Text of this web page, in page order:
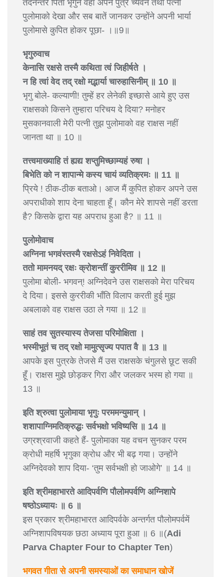
तदनन्तर पिता भृगुने वहाँ अपने पुत्र च्यवन तथा पत्नी
पुलोमाको देखा और सब बातें जानकर उन्होंने अपनी भार्या
पुलोमासे कुपित होकर पूछा- ।॥9॥
भृगुरुवाच
केनासि रक्षसे तस्मै कथिता त्वं जिहीर्षते ।
न हि त्वां वेद तद् रक्षो मद्भार्या चारुहासिनीम् ॥ 10 ॥
भृगु बोले- कल्याणी! तुम्हें हर लेनेकी इच्छासे आये हुए उस
राक्षसको किसने तुम्हारा परिचय दे दिया? मनोहर
मुसकानवाली मेरी पत्नी तुझ पुलोमाको वह राक्षस नहीं
जानता था ॥ 10 ॥
तत्त्वमाख्याहि तं ह्यद्य शप्तुमिच्छाम्यहं रुषा ।
बिभेति को न शापान्मे कस्य चायं व्यतिक्रमः ॥ 11 ॥
प्रिये ! ठीक-ठीक बताओ। आज मैं कुपित होकर अपने उस
अपराधीको शाप देना चाहता हूँ। कौन मेरे शापसे नहीं डरता
है? किसके द्वारा यह अपराध हुआ है? ॥ 11 ॥
पुलोमोवाच
अग्निना भगवंस्तस्मै रक्षसेऽहं निवेदिता ।
ततो मामनयद् रक्षः क्रोशन्तीं कुररीमिव ॥ 12 ॥
पुलोमा बोली- भगवन्! अग्निदेवने उस राक्षसको मेरा परिचय
दे दिया। इससे कुररीकी भाँति विलाप करती हुई मुझ
अबलाको वह राक्षस उठा ले गया ॥ 12 ॥
साहं तव सुतस्यास्य तेजसा परिमोक्षिता ।
भस्मीभूतं च तद् रक्षो मामुत्सृज्य पपात वै ॥ 13 ॥
आपके इस पुत्रके तेजसे मैं उस राक्षसके चंगुलसे छूट सकी
हूँ। राक्षस मुझे छोड़कर गिरा और जलकर भस्म हो गया ॥
13 ॥
इति श्रुत्वा पुलोमाया भृगुः परममन्युमान् ।
शशापाग्निमतिक्रुद्धः सर्वभक्षो भविष्यसि ॥ 14 ॥
उग्रश्रवाजी कहते हैं- पुलोमाका यह वचन सुनकर परम
क्रोधी महर्षि भृगुका क्रोध और भी बढ़ गया। उन्होंने
अग्निदेवको शाप दिया- ‘तुम सर्वभक्षी हो जाओगे’ ॥ 14 ॥
इति श्रीमहाभारते आदिपर्वणि पौलोमपर्वणि अग्निशापे
षष्ठोऽध्यायः ॥ 6 ॥
इस प्रकार श्रीमहाभारत आदिपर्वके अन्तर्गत पौलोमपर्वमें
अग्निशापविषयक छठा अध्याय पूरा हुआ ॥ 6 ॥(Adi
Parva Chapter Four to Chapter Ten)
भगवत गीता से अपनी समस्याओं का समाधान खोजें